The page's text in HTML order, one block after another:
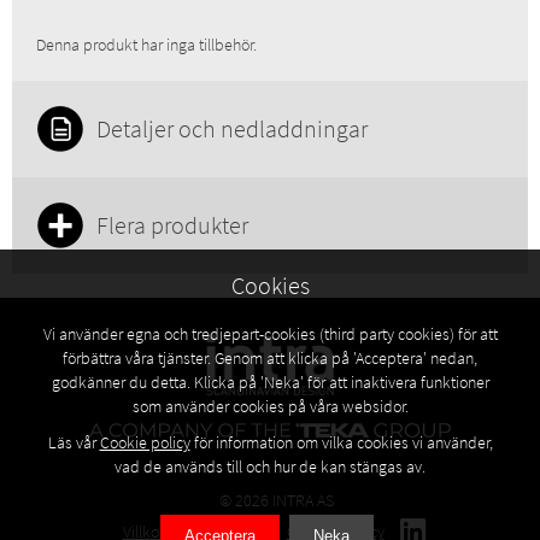
Denna produkt har inga tillbehör.
Detaljer och nedladdningar
Flera produkter
© 2026 INTRA AS
Villkor
Privacy policy Cookies policy
Cookies
Vi använder egna och tredjepart-cookies (third party cookies) för att
förbättra våra tjänster. Genom att klicka på 'Acceptera' nedan,
godkänner du detta. Klicka på 'Neka' för att inaktivera funktioner
som använder cookies på våra websidor.
Läs vårCookie policyför information om vilka cookies vi använder,
vad de används till och hur de kan stängas av.
Acceptera Neka